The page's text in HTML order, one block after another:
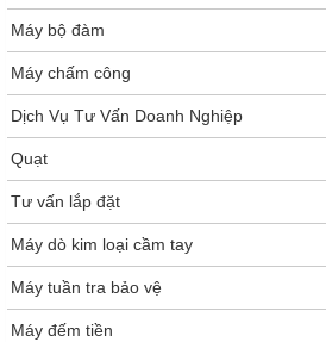
Máy bộ đàm
Máy chấm công
Dịch Vụ Tư Vấn Doanh Nghiệp
Quạt
Tư vấn lắp đặt
Máy dò kim loại cầm tay
Máy tuần tra bảo vệ
Máy đếm tiền